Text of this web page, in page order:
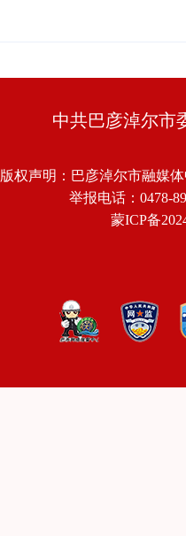
中共巴彦淖尔市
版权声明：巴彦淖尔市融媒
举报电话：0478-
蒙ICP备